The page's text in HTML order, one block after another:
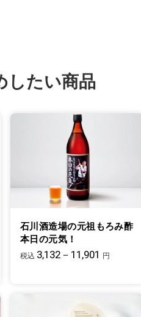
したい商品
石川酒造場の元祖もろみ酢
本日の元気！
税込 3,132－11,901 円